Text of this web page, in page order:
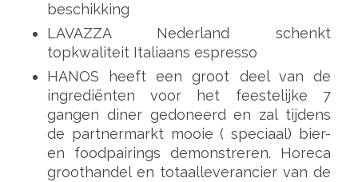
beschikking
LAVAZZA Nederland schenkt
topkwaliteit Italiaans espresso
HANOS heeft een groot deel van de
ingrediënten voor het feestelijke 7
gangen diner gedoneerd en zal tijdens
de partnermarkt mooie ( speciaal) bier-
en foodpairings demonstreren. Horeca
groothandel en totaalleverancier van de